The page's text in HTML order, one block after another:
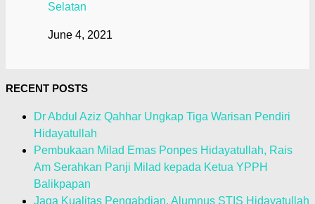
Selatan
June 4, 2021
RECENT POSTS
Dr Abdul Aziz Qahhar Ungkap Tiga Warisan Pendiri
Hidayatullah
Pembukaan Milad Emas Ponpes Hidayatullah, Rais
Am Serahkan Panji Milad kepada Ketua YPPH
Balikpapan
Jaga Kualitas Pengabdian, Alumnus STIS Hidayatullah